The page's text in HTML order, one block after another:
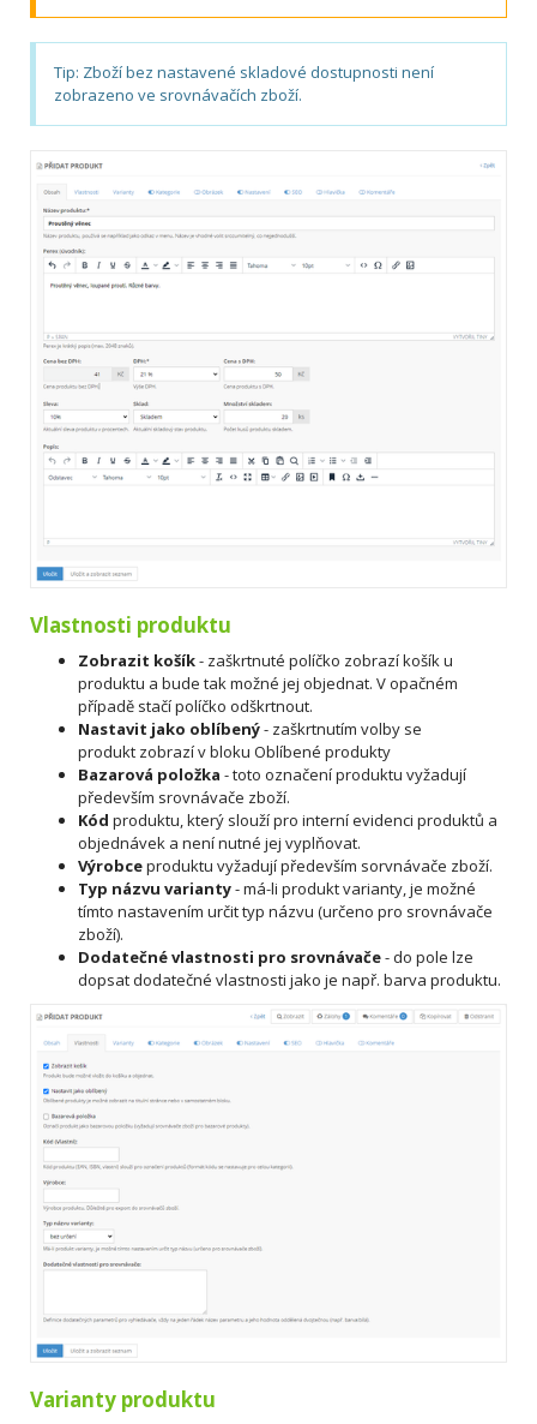
Tip: Zboží bez nastavené skladové dostupnosti není
zobrazeno ve srovnávačích zboží.
Vlastnosti produktu
Zobrazit košík- zaškrtnuté políčko zobrazí košík u
produktu a bude tak možné jej objednat. V opačném
případě stačí políčko odškrtnout.
Nastavit jako oblíbený- zaškrtnutím volby se
produkt zobrazí v bloku Oblíbené produkty
Bazarová položka - toto označení produktu vyžadují
především srovnávače zboží.
Kód produktu, který slouží pro interní evidenci produktů a
objednávek a není nutné jej vyplňovat.
Výrobceproduktu vyžadují především sorvnávače zboží.
Typ názvu varianty- má-li produkt varianty, je možné
tímto nastavením určit typ názvu (určeno pro srovnávače
zboží).
Dodatečné vlastnosti pro srovnávače- do pole lze
dopsat dodatečné vlastnosti jako je např. barva produktu.
Varianty produktu